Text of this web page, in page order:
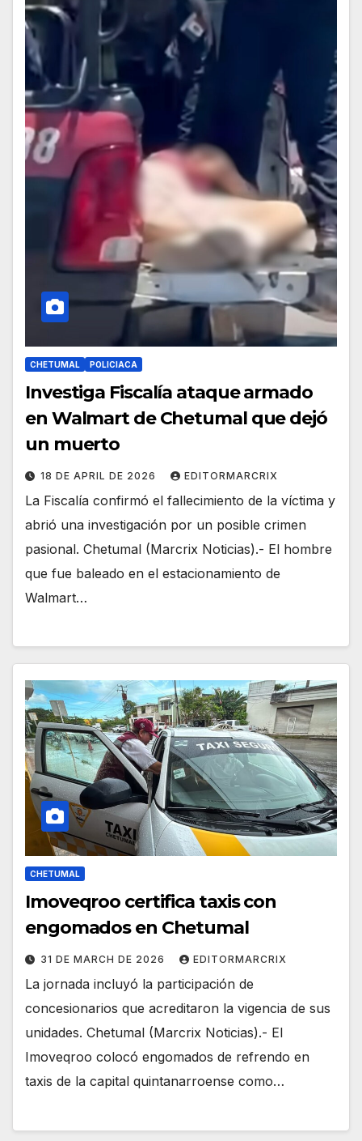
CHETUMAL POLICIACA
Investiga Fiscalía ataque armado
en Walmart de Chetumal que dejó
un muerto
18 DE APRIL DE 2026 EDITORMARCRIX
La Fiscalía confirmó el fallecimiento de la víctima y
abrió una investigación por un posible crimen
pasional. Chetumal (Marcrix Noticias).- El hombre
que fue baleado en el estacionamiento de
Walmart…
CHETUMAL
Imoveqroo certifica taxis con
engomados en Chetumal
31 DE MARCH DE 2026 EDITORMARCRIX
La jornada incluyó la participación de
concesionarios que acreditaron la vigencia de sus
unidades. Chetumal (Marcrix Noticias).- El
Imoveqroo colocó engomados de refrendo en
taxis de la capital quintanarroense como…